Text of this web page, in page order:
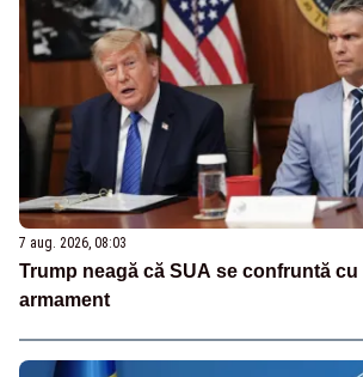
7 aug. 2026, 08:03
Trump neagă că SUA se confruntă
armament